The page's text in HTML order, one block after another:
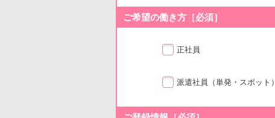
ご希望の働き方［必須］
正社員
派遣社員 （単発・スポット）